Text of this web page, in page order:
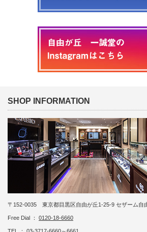
SHOP INFORMATION
〒152-0035 東京都目黒区自由が丘1-25-9 セザーム自
Free Dial ： 0120-18-6660